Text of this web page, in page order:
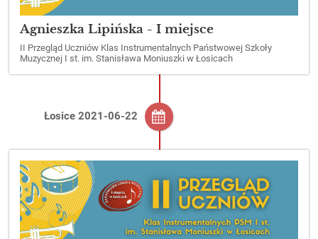
Agnieszka Lipińska - I miejsce
II Przegląd Uczniów Klas Instrumentalnych Państwowej Szkoły
Muzycznej I st. im. Stanisława Moniuszki w Łosicach
Łosice 2021-06-22